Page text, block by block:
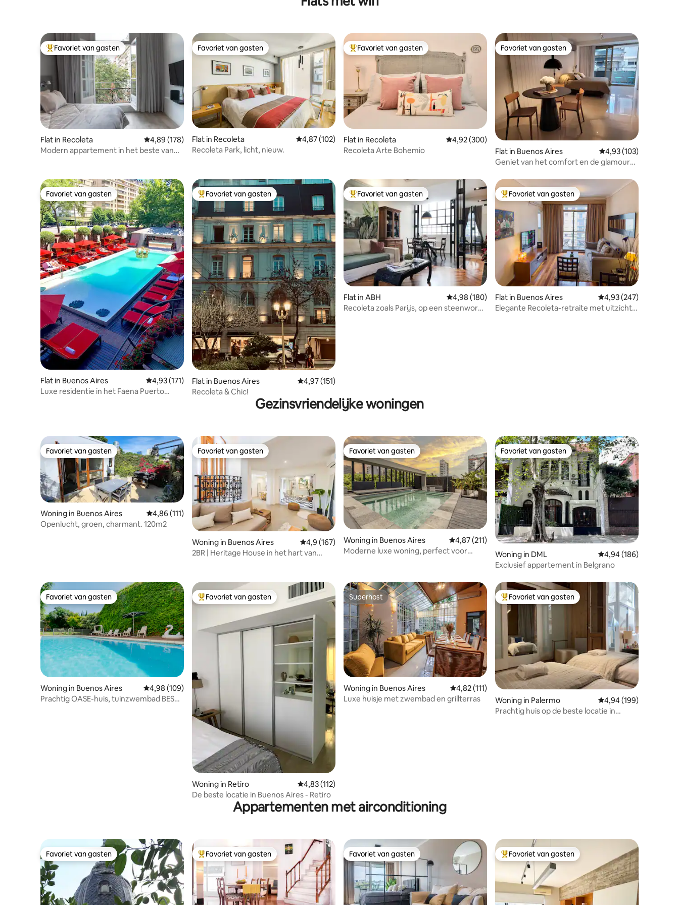
Topfavoriet van gasten
Favoriet van gasten
Flat in Recoleta Gemiddelde beoordeling van 4,89 op 5, 178 recensies
4,89 (178)
Modern appartement in het beste van
Favoriet van gasten
Favoriet van gasten
Flat in Recoleta Gemiddelde beoordeling van 4,87 op 5, 102 recensies
4,87 (102)
Recoleta Park, licht, nieuw.
Topfavoriet van gasten
Favoriet van gasten
Flat in Recoleta Gemiddelde beoordeling van 4,92 op 5, 300 recensies
4,92 (300)
Recoleta Arte Bohemio
Favoriet van gasten
Favoriet van gasten
Flat in Buenos Aires Gemiddelde
4,93 (103)
Geniet van het comfort en de glamour
Favoriet van gasten
Favoriet van gasten
Flat in Buenos Aires Gemiddelde beoordeling van 4,93 op 5, 171 recensies
4,93 (171)
Luxe residentie in het Faena Puerto
Topfavoriet van gasten
Favoriet van gasten
Flat in Buenos Aires Gemiddelde beoordeling van 4,97 op 5, 151 recensies
4,97 (151)
Recoleta & Chic!
Topfavoriet van gasten
Favoriet van gasten
Flat in ABH Gemiddelde beoordeling van 4,98 op 5, 180 recensies
4,98 (180)
Recoleta zoals Parijs, op een steenworp
Topfavoriet van gasten
Favoriet van gasten
Flat in Buenos Aires Gemiddelde
4,93 (247)
Elegante Recoleta-retraite met uitzicht
Gezinsvriendelijke woningen
Favoriet van gasten
Favoriet van gasten
Woning in Buenos Aires Gemiddelde beoordeling van 4,86 op 5, 111 recensies
4,86 (111)
Openlucht, groen, charmant. 120m2
Favoriet van gasten
Favoriet van gasten
Woning in Buenos Aires Gemiddelde beoordeling van 4,9 op 5, 167 recensies
4,9 (167)
2BR | Heritage House in het hart van
Favoriet van gasten
Favoriet van gasten
Woning in Buenos Aires Gemiddelde beoordeling van 4,87 op 5, 211 recensies
4,87 (211)
Moderne luxe woning, perfect voor
Favoriet van gasten
Favoriet van gasten
Woning in DML Gemiddelde
4,94 (186)
Exclusief appartement in Belgrano
Favoriet van gasten
Favoriet van gasten
Woning in Buenos Aires Gemiddelde beoordeling van 4,98 op 5, 109 recensies
4,98 (109)
Prachtig OASE-huis, tuinzwembad BESTE
Topfavoriet van gasten
Favoriet van gasten
Woning in Retiro Gemiddelde beoordeling van 4,83 op 5, 112 recensies
4,83 (112)
De beste locatie in Buenos Aires - Retiro
Superhost
Superhost
Woning in Buenos Aires Gemiddelde beoordeling van 4,82 op 5, 111 recensies
4,82 (111)
Luxe huisje met zwembad en grillterras
Topfavoriet van gasten
Favoriet van gasten
Woning in Palermo Gemiddelde
4,94 (199)
Prachtig huis op de beste locatie in
Appartementen met airconditioning
Favoriet van gasten
Favoriet van gasten Topfavoriet van gasten
Favoriet van gasten Favoriet van gasten
Favoriet van gasten Topfavoriet van gasten
Favoriet van gasten